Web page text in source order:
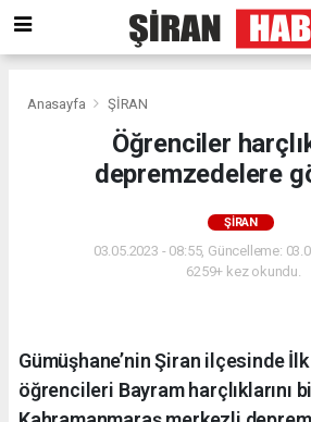
Anasayfa ŞİRAN
Öğrenciler
depremzedelere
ŞİRAN
03.05.2023 - 08:55, Güncelleme:
6259+ kez okundu.
Gümüşhane’nin Şiran ilçesinde
öğrencileri Bayram harçlıklarını